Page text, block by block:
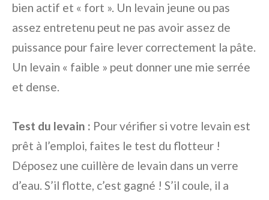
bien actif et « fort ». Un levain jeune ou pas
assez entretenu peut ne pas avoir assez de
puissance pour faire lever correctement la pâte.
Un levain « faible » peut donner une mie serrée
et dense.
Test du levain : Pour vérifier si votre levain est
prêt à l’emploi, faites le test du flotteur !
Déposez une cuillère de levain dans un verre
d’eau. S’il flotte, c’est gagné ! S’il coule, il a